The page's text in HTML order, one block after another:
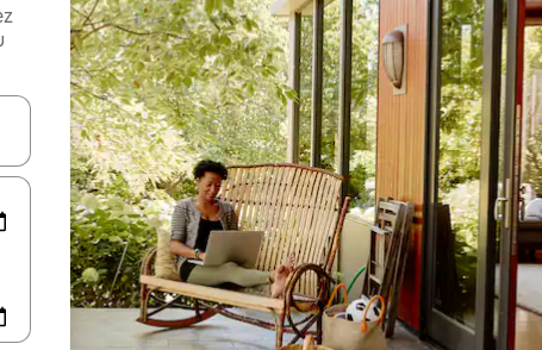
vers le haut et vers le bas pour les parcourir ou en appuyant et en